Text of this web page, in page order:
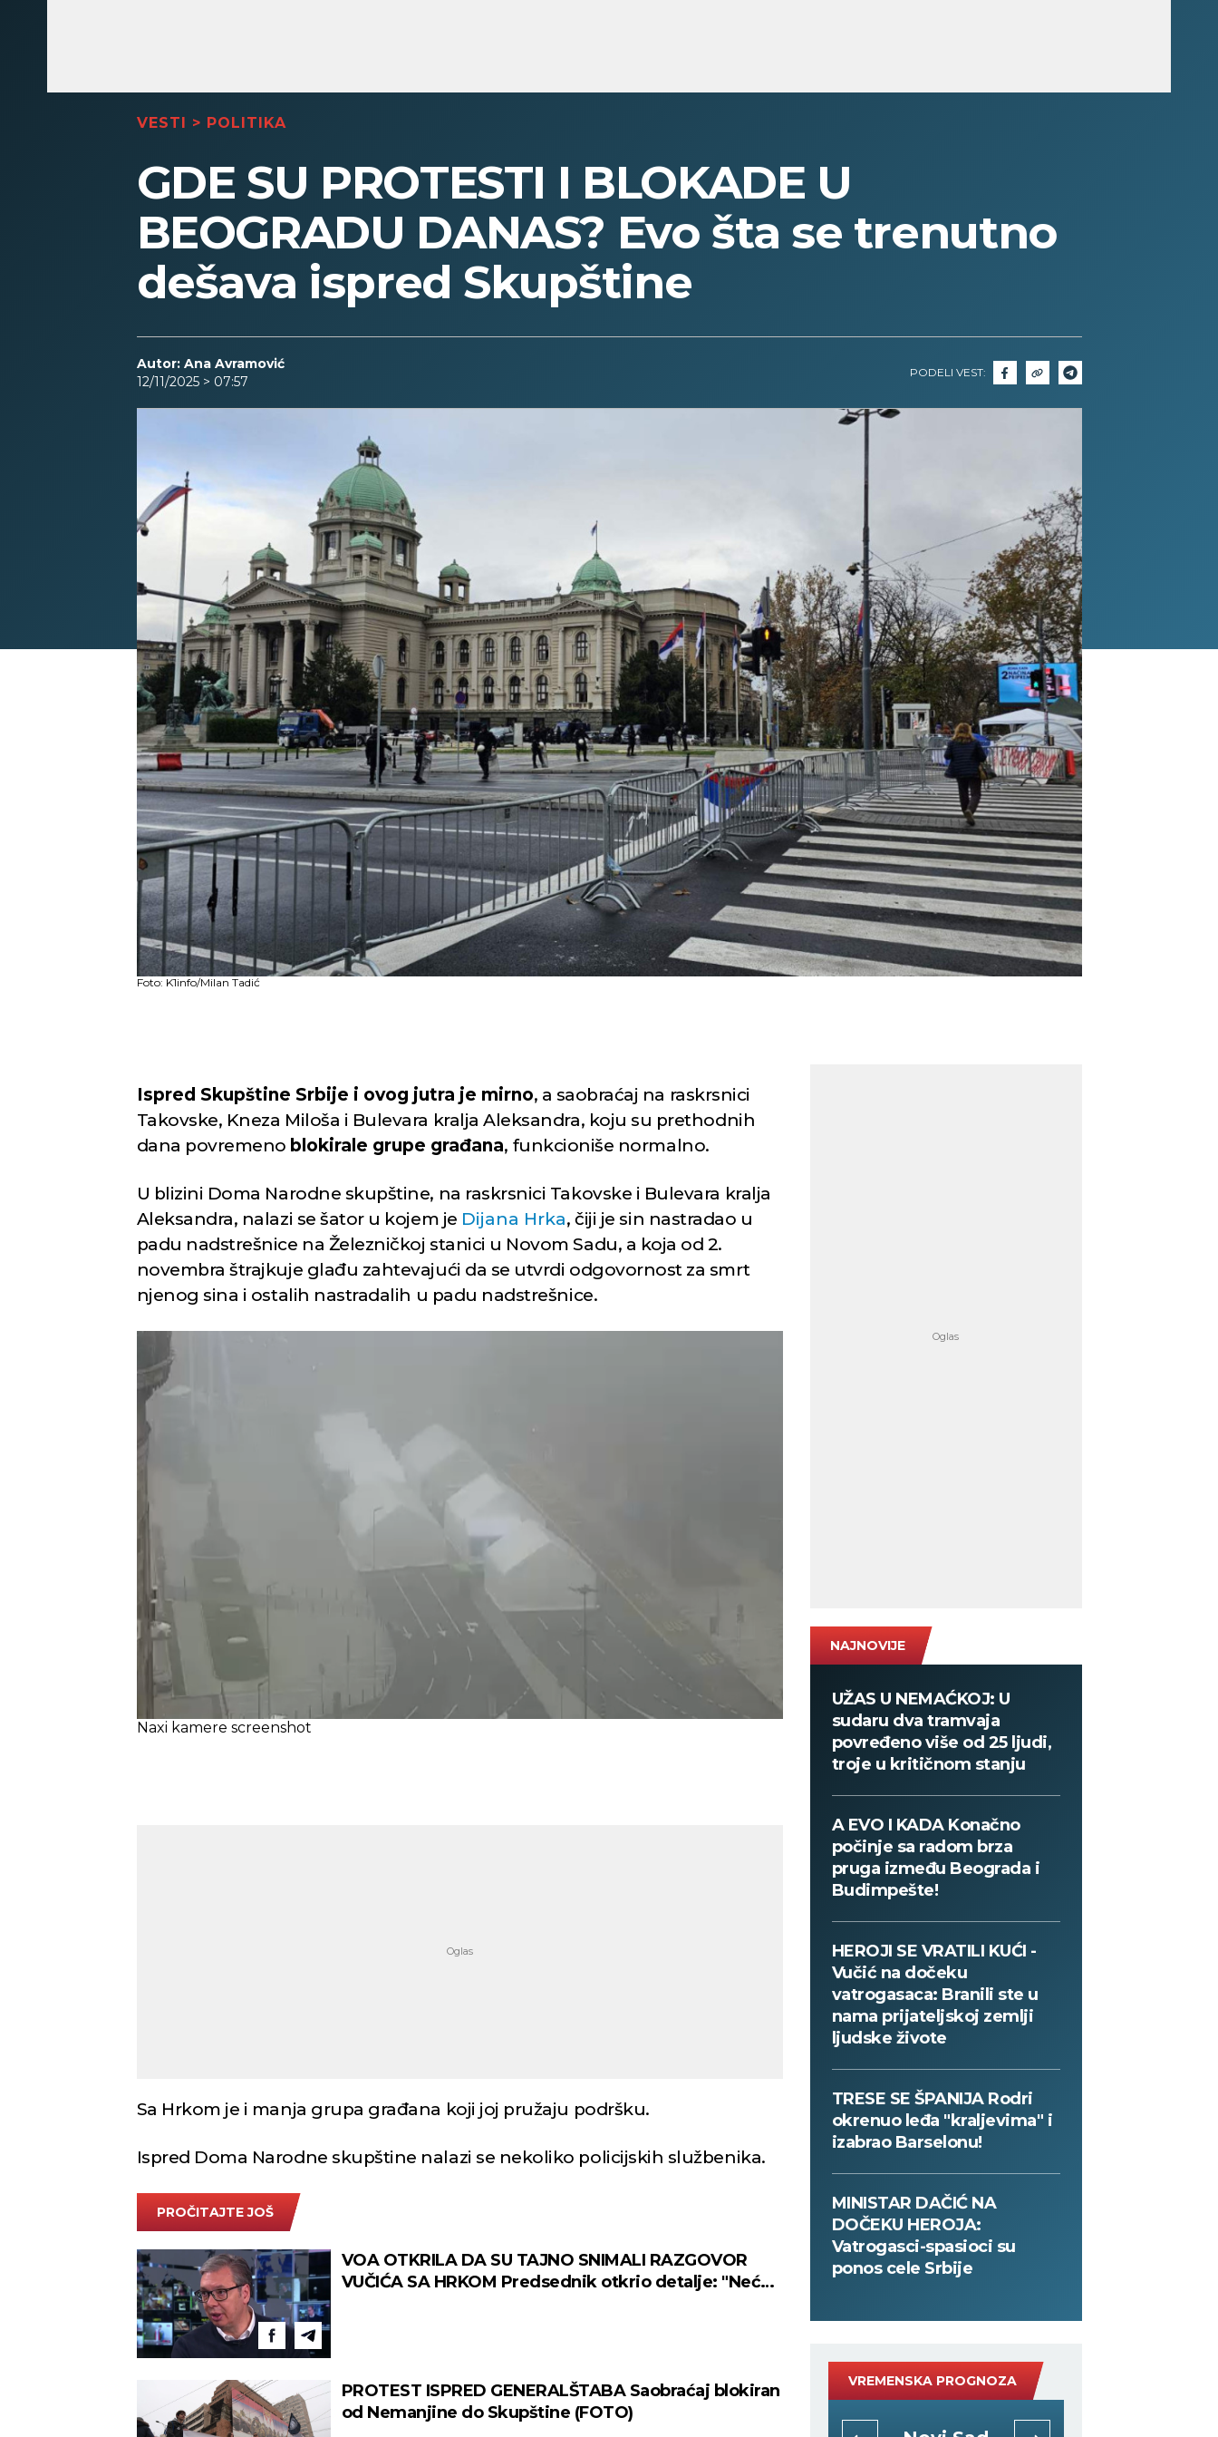
VESTI > POLITIKA
GDE SU PROTESTI I BLOKADE U
BEOGRADU DANAS? Evo šta se trenutno
dešava ispred Skupštine
Autor: Ana Avramović
12/11/2025 > 07:57
PODELI VEST:
Foto: K1info/Milan Tadić
Ispred Skupštine Srbije i ovog jutra je mirno, a saobraćaj na raskrsnici
Takovske, Kneza Miloša i Bulevara kralja Aleksandra, koju su prethodnih
dana povremeno blokirale grupe građana, funkcioniše normalno.
U blizini Doma Narodne skupštine, na raskrsnici Takovske i Bulevara kralja
Aleksandra, nalazi se šator u kojem je Dijana Hrka, čiji je sin nastradao u
padu nadstrešnice na Železničkoj stanici u Novom Sadu, a koja od 2.
novembra štrajkuje glađu zahtevajući da se utvrdi odgovornost za smrt
njenog sina i ostalih nastradalih u padu nadstrešnice.
Naxi kamere screenshot
Sa Hrkom je i manja grupa građana koji joj pružaju podršku.
Ispred Doma Narodne skupštine nalazi se nekoliko policijskih službenika.
PROČITAJTE JOŠ
VOA OTKRILA DA SU TAJNO SNIMALI RAZGOVOR
VUČIĆA SA HRKOM Predsednik otkrio detalje: "Neću
PROTEST ISPRED GENERALŠTABA Saobraćaj blokiran
od Nemanjine do Skupštine (FOTO)
NAJNOVIJE
UŽAS U NEMAĆKOJ: U
sudaru dva tramvaja
povređeno više od 25 ljudi,
troje u kritičnom stanju
A EVO I KADA Konačno
počinje sa radom brza
pruga između Beograda i
Budimpešte!
HEROJI SE VRATILI KUĆI -
Vučić na dočeku
vatrogasaca: Branili ste u
nama prijateljskoj zemlji
ljudske živote
TRESE SE ŠPANIJA Rodri
okrenuo leđa "kraljevima" i
izabrao Barselonu!
MINISTAR DAČIĆ NA
DOČEKU HEROJA:
Vatrogasci-spasioci su
ponos cele Srbije
VREMENSKA PROGNOZA